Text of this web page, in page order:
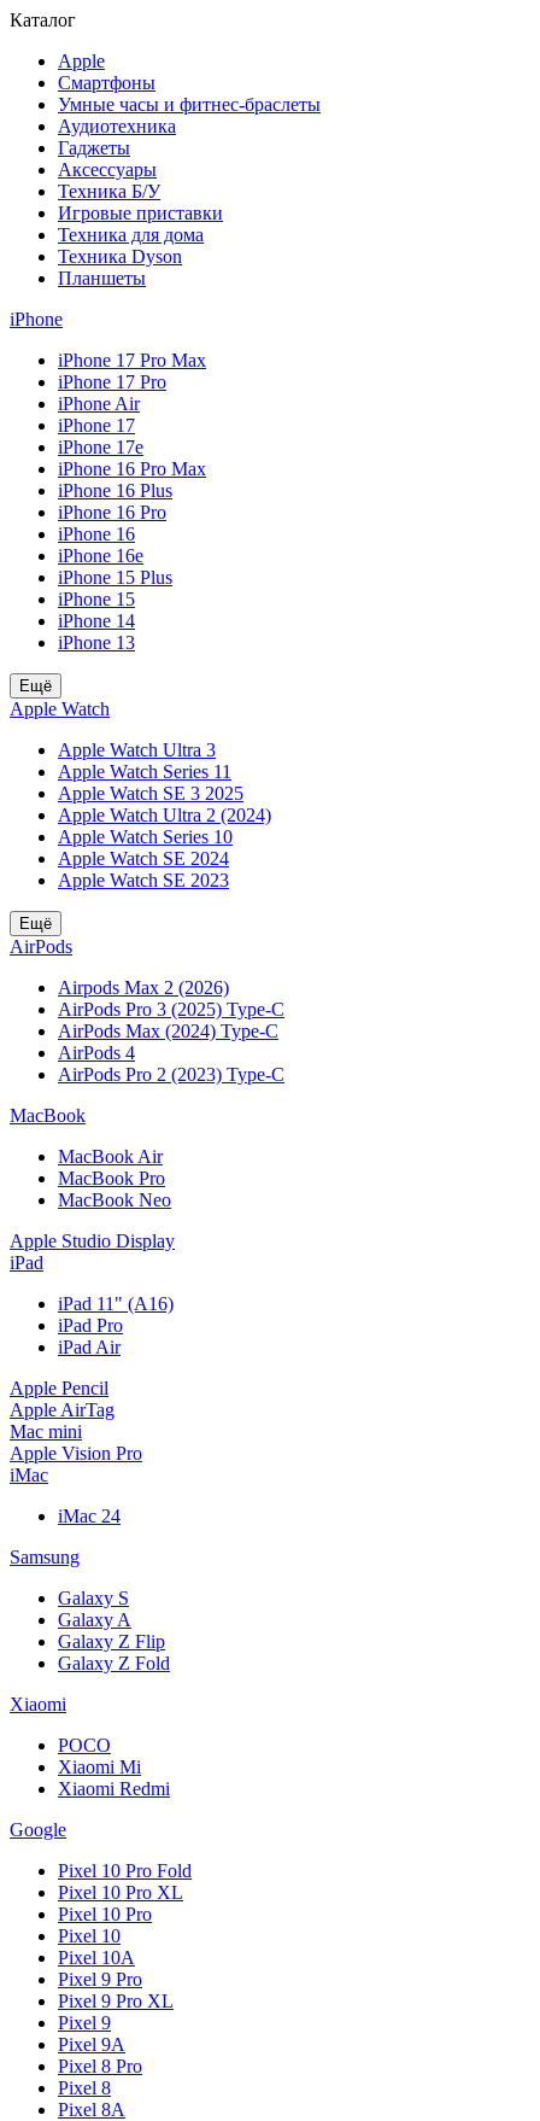
Каталог
Apple
Смартфоны
Умные часы и фитнес-браслеты
Аудиотехника
Гаджеты
Аксессуары
Техника Б/У
Игровые приставки
Техника для дома
Техника Dyson
Планшеты
iPhone
iPhone 17 Pro Max
iPhone 17 Pro
iPhone Air
iPhone 17
iPhone 17e
iPhone 16 Pro Max
iPhone 16 Plus
iPhone 16 Pro
iPhone 16
iPhone 16e
iPhone 15 Plus
iPhone 15
iPhone 14
iPhone 13
Ещё
Apple Watch
Apple Watch Ultra 3
Apple Watch Series 11
Apple Watch SE 3 2025
Apple Watch Ultra 2 (2024)
Apple Watch Series 10
Apple Watch SE 2024
Apple Watch SE 2023
Ещё
AirPods
Airpods Max 2 (2026)
AirPods Pro 3 (2025) Type-C
AirPods Max (2024) Type-C
AirPods 4
AirPods Pro 2 (2023) Type-C
MacBook
MacBook Air
MacBook Pro
MacBook Neo
Apple Studio Display
iPad
iPad 11" (A16)
iPad Pro
iPad Air
Apple Pencil
Apple AirTag
Mac mini
Apple Vision Pro
iMac
iMac 24
Samsung
Galaxy S
Galaxy A
Galaxy Z Flip
Galaxy Z Fold
Xiaomi
POCO
Xiaomi Mi
Xiaomi Redmi
Google
Pixel 10 Pro Fold
Pixel 10 Pro XL
Pixel 10 Pro
Pixel 10
Pixel 10A
Pixel 9 Pro
Pixel 9 Pro XL
Pixel 9
Pixel 9A
Pixel 8 Pro
Pixel 8
Pixel 8A